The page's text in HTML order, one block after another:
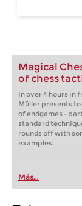
Magical
of chess
In over 4 hours in
Müller presents
of endgames -
standard
rounds off with
examples.
Más...